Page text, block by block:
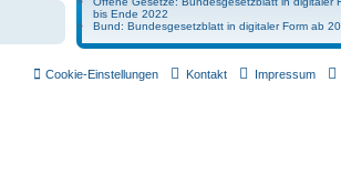
bis Ende 2022
Bund: Bundesgesetzblatt in digitaler Form ab
Impressum
Kontakt
Cookie-Einstellungen